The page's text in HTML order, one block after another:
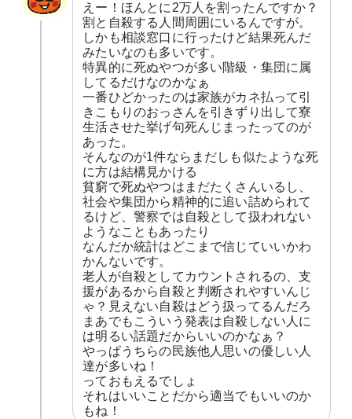
えー！ほんとに2万人を割ったんですか？
割と自殺する人間周囲にいるんですが。
しかも相談窓口に行ったけど結果死んだ
みたいなのも多いです。
特異的に死ぬやつが多い階級・集団に属
してるだけなのかなぁ
一番ひどかったのは家族がカネ払って引
きこもりのおっさんを引きずり出して寮
生活させた挙げ句死んじまったってのが
あった。
そんなのが1件ならまだしも似たような死
に方は結構見かける
貧窮で死ぬやつはまだたくさんいるし、
社会や集団から精神的に追い詰められて
るけど、警察では自殺として扱われない
ようなこともあったり
なんだか統計はどこまで信じていいかわ
かんないです。
老人が自殺としてカウントされるの、支
援があるから自殺と判断されやすいんじ
ゃ？見えない自殺はどう扱ってるんだろ
まあでもこういう発表は自殺しない人に
は明るい話題だからいいのかなぁ？
やっぱうちらの民族他人思いの優しい人
達が多いね！
っておもえるでしょ
それはいいことだから適当でもいいのか
もね！